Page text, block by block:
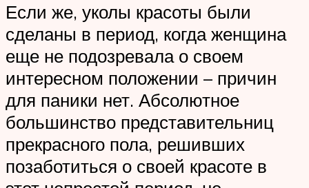
Если же, уколы красоты были
сделаны в период, когда женщина
еще не подозревала о своем
интересном положении – причин
для паники нет. Абсолютное
большинство представительниц
прекрасного пола, решивших
позаботиться о своей красоте в